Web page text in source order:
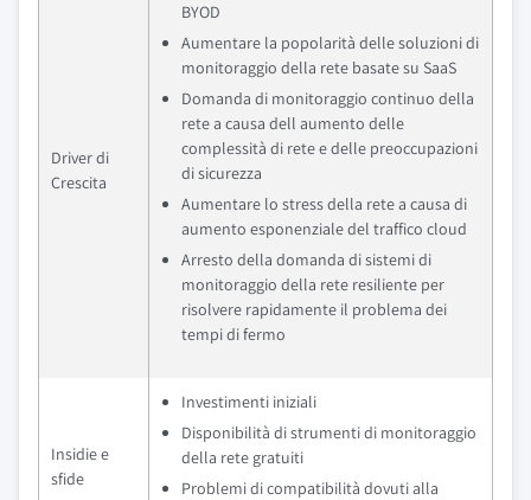
Driver di
Crescita
BYOD
Aumentare la popolarità delle soluzioni di
monitoraggio della rete basate su SaaS
Domanda di monitoraggio continuo della
rete a causa dell aumento delle
complessità di rete e delle preoccupazioni
di sicurezza
Aumentare lo stress della rete a causa di
aumento esponenziale del traffico cloud
Arresto della domanda di sistemi di
monitoraggio della rete resiliente per
risolvere rapidamente il problema dei
tempi di fermo
Insidie e
sfide
Investimenti iniziali
Disponibilità di strumenti di monitoraggio
della rete gratuiti
Problemi di compatibilità dovuti alla